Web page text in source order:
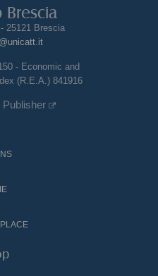
Brescia
25121 Brescia
- Economic and
(R.E.A.) 841916
Publisher